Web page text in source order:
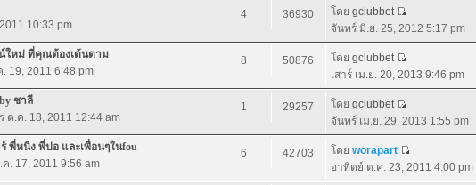
10:33 pm
4 36930 โดย gclubbet
จันทร์ มิ.ย. 25, 2012 5:17 pm
ใหม่ ที่คุณต้องเต้นตาม
19, 2011 6:48 pm
8 50876 โดย gclubbet
เสาร์ เม.ย. 20, 2013 9:46 pm
ชาลี
ต.ค. 18, 2011 12:44 am
1 29257 โดย gclubbet
จันทร์ เม.ย. 29, 2013 1:55 pm
พี่หนิง พี่ปอ และเพื่อนๆในfou
. 17, 2011 9:56 am
6 42703 โดย worapart
อาทิตย์ ต.ค. 23, 2011 4:00 pm